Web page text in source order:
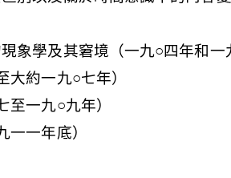
學及其窘境（一九○四年和一
約一九○七年）
一九○九年）
一年底）